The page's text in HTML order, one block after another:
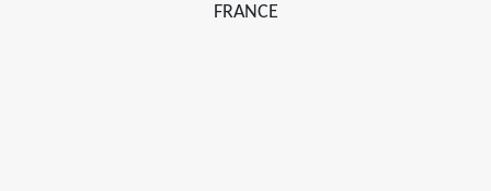
FRANCE